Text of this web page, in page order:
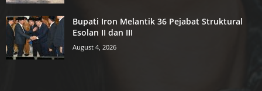
Bupati Iron Melantik 36 Pejabat Struktural
Esolan II dan III
August 4, 2026